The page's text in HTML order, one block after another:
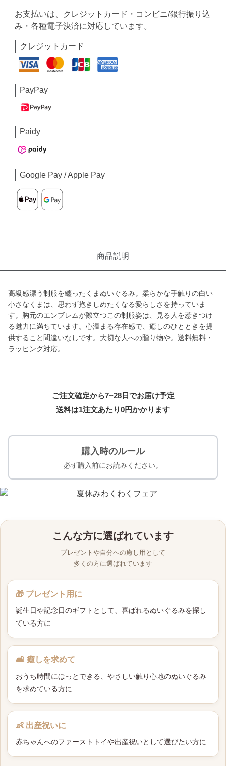
お支払いは、クレジットカード・コンビニ/銀行振り込
み・各種電子決済に対応しています。
クレジットカード
PayPay
Paidy
Google Pay / Apple Pay
商品説明
高級感漂う制服を纏ったくまぬいぐるみ。柔らかな手触りの白い
小さなくまは、思わず抱きしめたくなる愛らしさを持っていま
す。胸元のエンブレムが際立つこの制服姿は、見る人を惹きつけ
る魅力に満ちています。心温まる存在感で、癒しのひとときを提
供すること間違いなしです。大切な人への贈り物や。送料無料・
ラッピング対応。
ご注文確定から7~28日でお届け予定
送料は1注文あたり0円かかります
購入時のルール
必ず購入前にお読みください。
こんな方に選ばれています
プレゼントや自分への癒し用として
多くの方に選ばれています
🎁 プレゼント用に
誕生日や記念日のギフトとして、喜ばれるぬいぐるみを探し
ている方に
🛋 癒しを求めて
おうち時間にほっとできる、やさしい触り心地のぬいぐるみ
を求めている方に
👶 出産祝いに
赤ちゃんへのファーストトイや出産祝いとして選びたい方に